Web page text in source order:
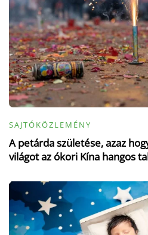
SAJTÓKÖZLEMÉNY
A petárda születése, azaz
világot az ókori Kína hangos